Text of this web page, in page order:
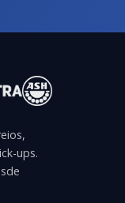
ups.